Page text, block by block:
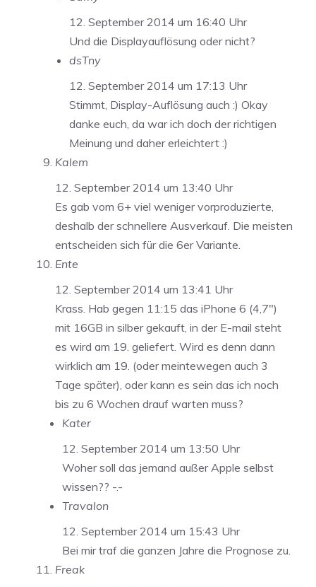
12. September 2014 um 16:40 Uhr
Und die Displayauflösung oder nicht?
dsTny
12. September 2014 um 17:13 Uhr
Stimmt, Display-Auflösung auch :) Okay
danke euch, da war ich doch der richtigen
Meinung und daher erleichtert :)
Kalem
12. September 2014 um 13:40 Uhr
Es gab vom 6+ viel weniger vorproduzierte,
deshalb der schnellere Ausverkauf. Die meisten
entscheiden sich für die 6er Variante.
Ente
12. September 2014 um 13:41 Uhr
Krass. Hab gegen 11:15 das iPhone 6 (4,7″)
mit 16GB in silber gekauft, in der E-mail steht
es wird am 19. geliefert. Wird es denn dann
wirklich am 19. (oder meintewegen auch 3
Tage später), oder kann es sein das ich noch
bis zu 6 Wochen drauf warten muss?
Kater
12. September 2014 um 13:50 Uhr
Woher soll das jemand außer Apple selbst
wissen?? -.-
Travalon
12. September 2014 um 15:43 Uhr
Bei mir traf die ganzen Jahre die Prognose zu.
Freak